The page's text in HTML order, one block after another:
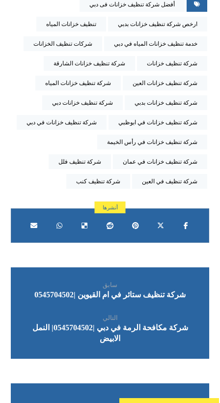
أفضل شركة تنظيف خزانات فى دبي
ارخص شركة تنظيف خزانات بدبي تنظيف خزانات المياه
خدمة تنظيف خزانات المياه في دبي شركات تنظيف الخزانات
شركة تنظيف خزانات شركة تنظيف خزانات الشارقة
شركة تنظيف خزانات العين شركة تنظيف خزانات المياه
شركة تنظيف خزانات بدبي شركة تنظيف خزانات دبي
شركة تنظيف خزانات في ابوظبي شركة تنظيف خزانات في دبي
شركة تنظيف خزانات في رأس الخيمة
شركة تنظيف خزانات في عمان شركة تنظيف فلل
شركة تنظيف في العين شركة تنظيف كنب
سابق
شركة تنظيف ستائر في ام القيوين |0545704502
التالي
شركة مكافحة الرمة في دبي |0545704502| النمل
الابيض